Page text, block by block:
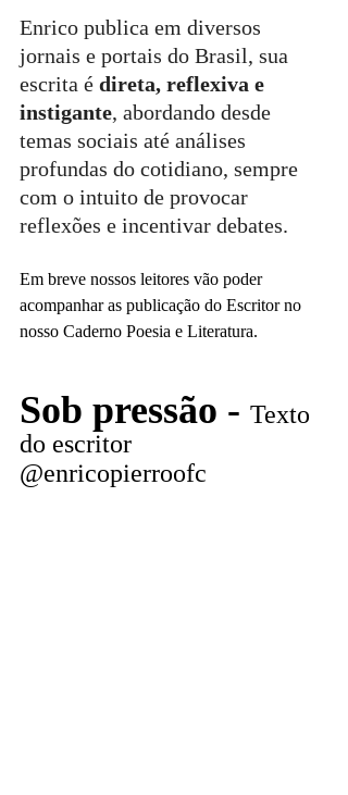
Enrico publica em diversos
jornais e portais do Brasil, sua
escrita é direta, reflexiva e
instigante, abordando desde
temas sociais até análises
profundas do cotidiano, sempre
com o intuito de provocar
reflexões e incentivar debates.
Em breve nossos leitores vão poder
acompanhar as publicação do Escritor no
nosso Caderno Poesia e Literatura.
Sob pressão - Texto
do escritor
@enricopierroofc